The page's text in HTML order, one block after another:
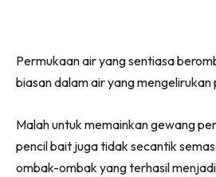
Permukaan air yang sentiasa
biasan dalam air yang mengelirukan
Malah untuk memainkan gewang
pencil bait juga tidak secantik
ombak-ombak yang terhasil